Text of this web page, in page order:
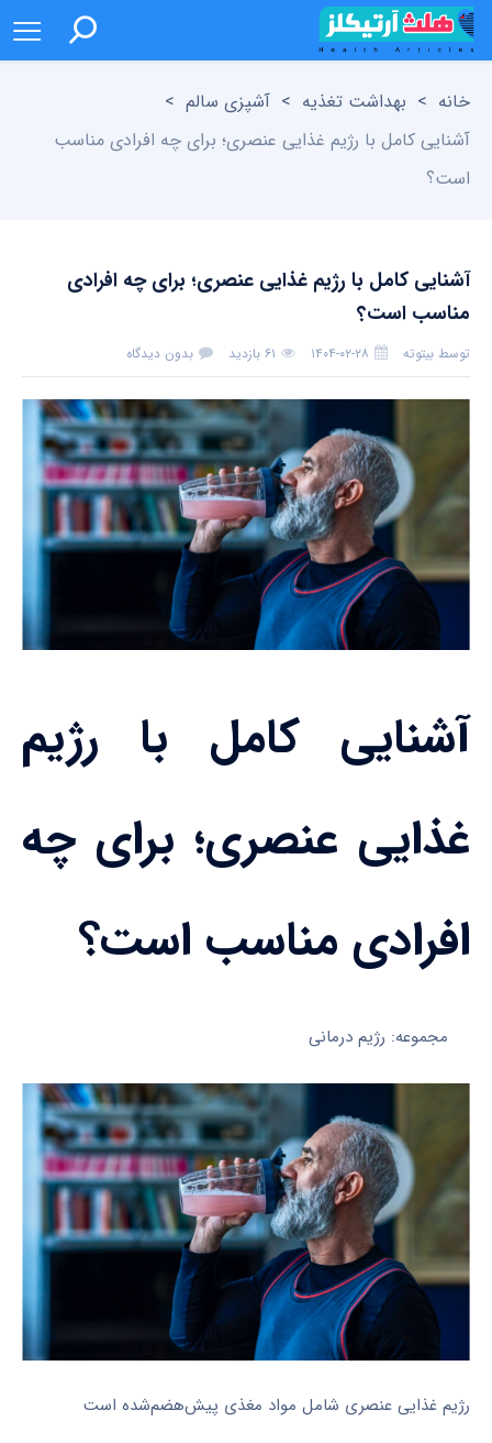
خانه > بهداشت تغذیه > آشپزی سالم >
آشنایی کامل با رژیم غذایی عنصری؛ برای چه افرادی مناسب
است؟
آشنایی کامل با رژیم غذایی عنصری؛ برای چه افرادی
مناسب است؟
توسط بیتوته ۱۴۰۴-۰۲-۲۸ ۶۱ بازدید بدون دیدگاه
آشنایی کامل با رژیم
غذایی عنصری؛ برای چه
افرادی مناسب است؟
مجموعه: رژیم درمانی
رژیم غذایی عنصری شامل مواد مغذی پیش‌هضم‌شده است